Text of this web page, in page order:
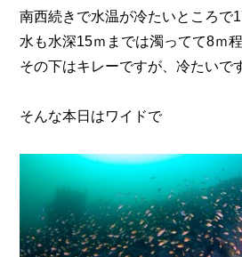
南西続きで水温が冷たいところで
水も水深15ｍまでは濁ってて8ｍ程
その下はキレーですが、冷たいで
そんな本日はワイドで